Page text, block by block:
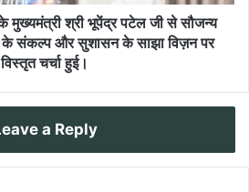
मुख्यमंत्री श्री भूपेंद्र पटेल जी से सौजन्य
के संकल्प और सुशासन के साझा विज़न पर
विस्तृत चर्चा हुई।
a Reply